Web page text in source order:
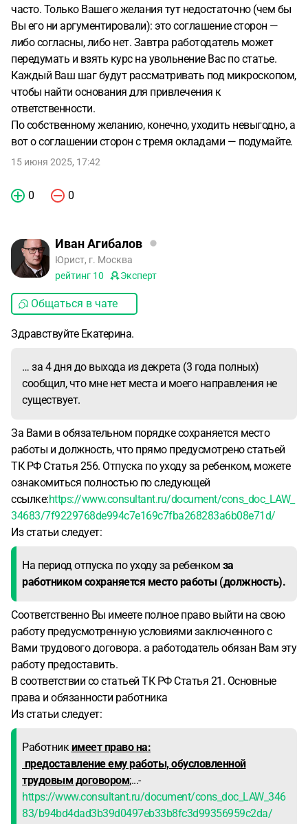
часто. Только Вашего желания тут недостаточно (чем бы
Вы его ни аргументировали): это соглашение сторон —
либо согласны, либо нет. Завтра работодатель может
передумать и взять курс на увольнение Вас по статье.
Каждый Ваш шаг будут рассматривать под микроскопом,
чтобы найти основания для привлечения к
ответственности.
По собственному желанию, конечно, уходить невыгодно, а
вот о соглашении сторон с тремя окладами — подумайте.
15 июня 2025, 17:42
0 0
Иван Агибалов
Юрист, г. Москва
рейтинг 10 Эксперт
Общаться в чате
Здравствуйте Екатерина.
… за 4 дня до выхода из декрета (3 года полных)
сообщил, что мне нет места и моего направления не
существует.
За Вами в обязательном порядке сохраняется место
работы и должность, что прямо предусмотрено статьей
ТК РФ Статья 256. Отпуска по уходу за ребенком, можете
ознакомиться полностью по следующей
ссылке:https://www.consultant.ru/document/cons_doc_LAW_
34683/7f9229768de994c7e169c7fba268283a6b08e71d/
Из статьи следует:
На период отпуска по уходу за ребенком за
работником сохраняется место работы (должность).
Соответственно Вы имеете полное право выйти на свою
работу предусмотренную условиями заключенного с
Вами трудового договора. а работодатель обязан Вам эту
работу предоставить.
В соответствии со статьей ТК РФ Статья 21. Основные
права и обязанности работника
Из статьи следует:
Работникимеет право на:
предоставление ему работы, обусловленной
трудовым договором;...-
https://www.consultant.ru/document/cons_doc_LAW_346
83/b94bd4dad3b39d0497eb33b8fc3d99356959c2da/